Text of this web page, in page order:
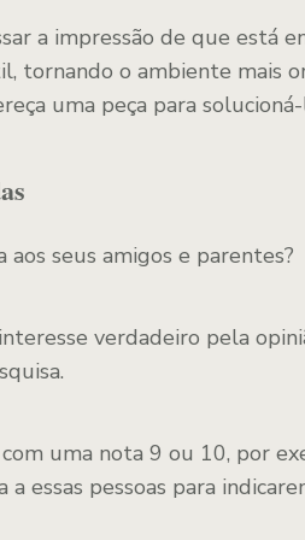
a impressão de que está
tornando o ambiente mais
uma peça para
seus amigos e parentes?
verdadeiro pela
com uma nota 9 ou 10, por
essas pessoas para